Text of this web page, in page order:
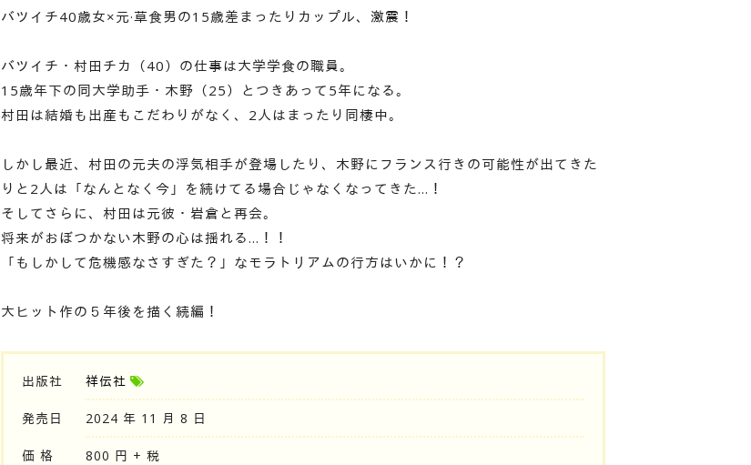
バツイチ40歳女×元·草食男の15歳差まったりカップル、激震！
バツイチ・村田チカ（40）の仕事は大学学食の職員。
15歳年下の同大学助手・木野（25）とつきあって5年になる。
村田は結婚も出産もこだわりがなく、2人はまったり同棲中。
しかし最近、村田の元夫の浮気相手が登場したり、木野にフランス行きの可能性が出てきた
りと2人は「なんとなく今」を続けてる場合じゃなくなってきた…！
そしてさらに、村田は元彼・岩倉と再会。
将来がおぼつかない木野の心は揺れる…！！
「もしかして危機感なさすぎた？」なモラトリアムの行方はいかに！？
大ヒット作の５年後を描く続編！
出版社 祥伝社
発売日 2024 年 11 月 8 日
価 格 800 円 + 税